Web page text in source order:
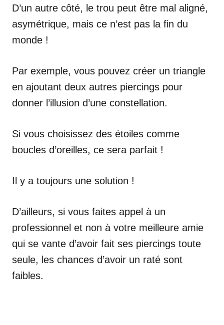
D’un autre côté, le trou peut être mal aligné,
asymétrique, mais ce n’est pas la fin du
monde !
Par exemple, vous pouvez créer un triangle
en ajoutant deux autres piercings pour
donner l’illusion d’une constellation.
Si vous choisissez des étoiles comme
boucles d’oreilles, ce sera parfait !
Il y a toujours une solution !
D’ailleurs, si vous faites appel à un
professionnel et non à votre meilleure amie
qui se vante d’avoir fait ses piercings toute
seule, les chances d’avoir un raté sont
faibles.